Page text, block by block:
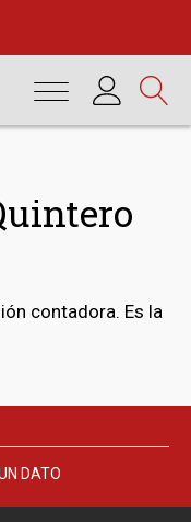
contadora. Es la
DATO